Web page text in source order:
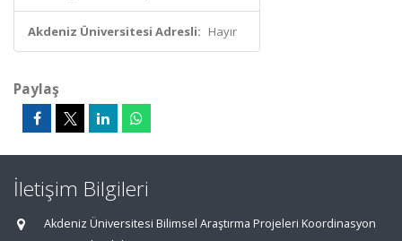
Akdeniz Üniversitesi Adresli: Hayır
Paylaş
İletişim Bilgileri
Akdeniz Üniversitesi Bilimsel Araştırma Projeleri Koordinasyon